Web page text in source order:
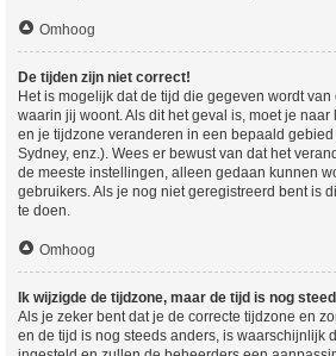
Omhoog
De tijden zijn niet correct!
Het is mogelijk dat de tijd die gegeven wordt
waarin jij woont. Als dit het geval is, moet je
en je tijdzone veranderen in een bepaald gebied
Sydney, enz.). Wees er bewust van dat het
de meeste instellingen, alleen gedaan kunnen
gebruikers. Als je nog niet geregistreerd bent is
te doen.
Omhoog
Ik wijzigde de tijdzone, maar de tijd is nog
Als je zeker bent dat je de correcte tijdzone en
en de tijd is nog steeds anders, is waarschijnlijk